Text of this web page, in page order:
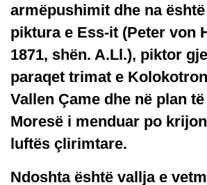
armëpushimit dhe na
piktura e Ess-it (Peter von
1871, shën. A.Ll.), piktor
paraqet trimat e
Vallen Çame dhe në plan
Moresë i menduar po
luftës çlirimtare.
Ndoshta është vallja e